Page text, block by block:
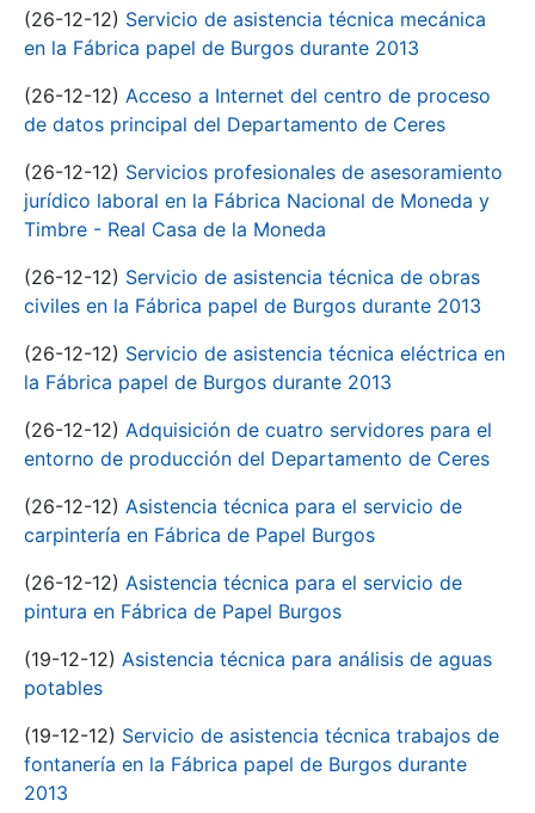
(26-12-12) Servicio de asistencia técnica mecánica
en la Fábrica papel de Burgos durante 2013
(26-12-12) Acceso a Internet del centro de proceso
de datos principal del Departamento de Ceres
(26-12-12) Servicios profesionales de asesoramiento
jurídico laboral en la Fábrica Nacional de Moneda y
Timbre - Real Casa de la Moneda
(26-12-12) Servicio de asistencia técnica de obras
civiles en la Fábrica papel de Burgos durante 2013
(26-12-12) Servicio de asistencia técnica eléctrica en
la Fábrica papel de Burgos durante 2013
(26-12-12) Adquisición de cuatro servidores para el
entorno de producción del Departamento de Ceres
(26-12-12) Asistencia técnica para el servicio de
carpintería en Fábrica de Papel Burgos
(26-12-12) Asistencia técnica para el servicio de
pintura en Fábrica de Papel Burgos
(19-12-12) Asistencia técnica para análisis de aguas
potables
(19-12-12) Servicio de asistencia técnica trabajos de
fontanería en la Fábrica papel de Burgos durante
2013